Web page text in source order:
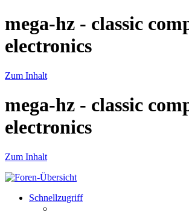
mega-hz - classic
electronics
Zum Inhalt
mega-hz - classic
electronics
Zum Inhalt
Schnellzugriff